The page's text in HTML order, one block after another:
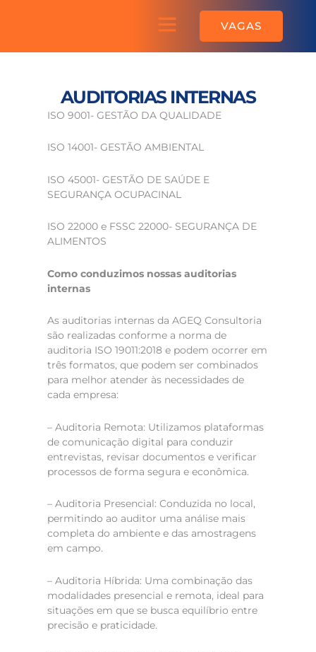
conteúdo
MenuVAGAS
AUDITORIAS INTERNAS
ISO 9001- GESTÃO DA QUALIDADE
ISO 14001- GESTÃO AMBIENTAL
ISO 45001- GESTÃO DE SAÚDE E
SEGURANÇA OCUPACINAL
ISO 22000 e FSSC 22000- SEGURANÇA DE
ALIMENTOS
Como conduzimos nossas auditorias
internas
As auditorias internas da AGEQ Consultoria
são realizadas conforme a norma de
auditoria ISO 19011:2018 e podem ocorrer em
três formatos, que podem ser combinados
para melhor atender às necessidades de
cada empresa:
– Auditoria Remota: Utilizamos plataformas
de comunicação digital para conduzir
entrevistas, revisar documentos e verificar
processos de forma segura e econômica.
– Auditoria Presencial: Conduzida no local,
permitindo ao auditor uma análise mais
completa do ambiente e das amostragens
em campo.
– Auditoria Híbrida: Uma combinação das
modalidades presencial e remota, ideal para
situações em que se busca equilíbrio entre
precisão e praticidade.